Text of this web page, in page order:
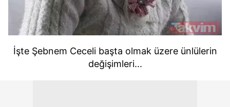
İşte Şebnem Ceceli başta olmak üzere ünlülerin
değişimleri...